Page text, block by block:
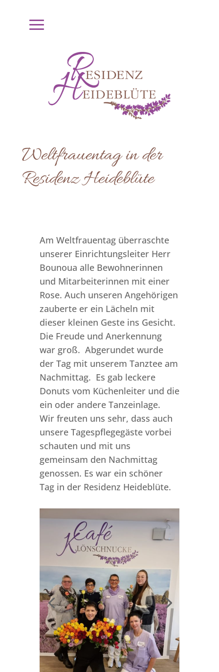
Weltfrauentag in der
Residenz Heideblüte
Am Weltfrauentag überraschte
unserer Einrichtungsleiter Herr
Bounoua alle Bewohnerinnen
und Mitarbeiterinnen mit einer
Rose. Auch unseren Angehörigen
zauberte er ein Lächeln mit
dieser kleinen Geste ins Gesicht.
Die Freude und Anerkennung
war groß. Abgerundet wurde
der Tag mit unserem Tanztee am
Nachmittag. Es gab leckere
Donuts vom Küchenleiter und die
ein oder andere Tanzeinlage.
Wir freuten uns sehr, dass auch
unsere Tagespflegegäste vorbei
schauten und mit uns
gemeinsam den Nachmittag
genossen. Es war ein schöner
Tag in der Residenz Heideblüte.